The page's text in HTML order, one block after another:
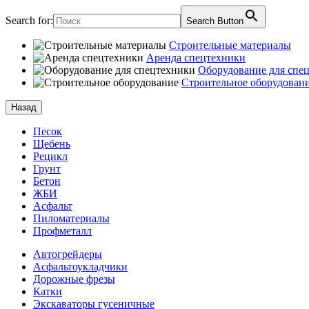
Search for: Search Button
Строительные материалы
Аренда спецтехники
Оборудование для
Строительное
Назад
Песок
Щебень
Рецикл
Грунт
Бетон
ЖБИ
Асфальт
Пиломатериалы
Профметалл
Автогрейдеры
Асфальто­укладчики
Дорожные фрезы
Катки
Экскаваторы гусеничные